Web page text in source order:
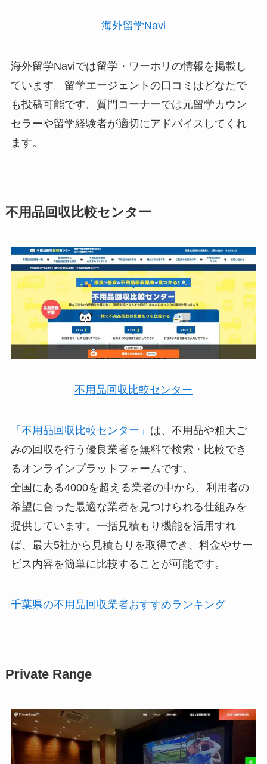
海外留学Navi
海外留学Naviでは留学・ワーホリの情報を掲載し
ています。留学エージェントの口コミはどなたで
も投稿可能です。質門コーナーでは元留学カウン
セラーや留学経験者が適切にアドバイスしてくれ
ます。
不用品回収比較センター
不用品回収比較センター
「不用品回収比較センター」 は、不用品や粗大ご
みの回収を行う優良業者を無料で検索・比較でき
るオンラインプラットフォームです。
全国にある4000を超える業者の中から、利用者の
希望に合った最適な業者を見つけられる仕組みを
提供しています。一括見積もり機能を活用すれ
ば、最大5社から見積もりを取得でき、料金やサー
ビス内容を簡単に比較することが可能です。
千葉県の不用品回収業者おすすめランキング
Private Range